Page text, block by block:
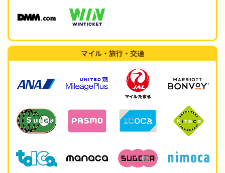
マイル・旅行・交通